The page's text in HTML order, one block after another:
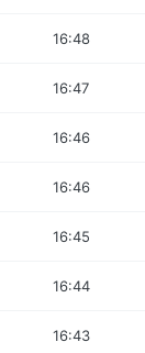
16:48
16:47
16:46
16:46
16:45
16:44
16:43